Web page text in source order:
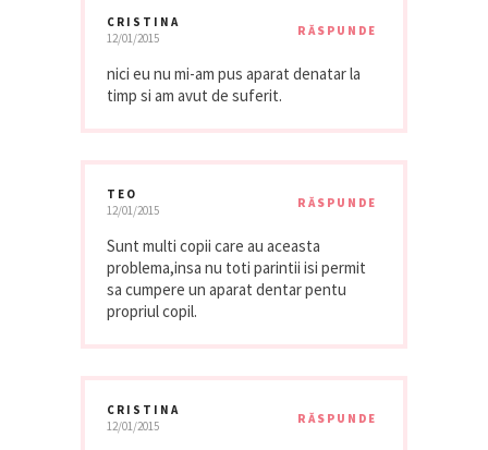
CRISTINA
12/01/2015
RĂSPUNDE
nici eu nu mi-am pus aparat denatar la
timp si am avut de suferit.
TEO
12/01/2015
RĂSPUNDE
Sunt multi copii care au aceasta
problema,insa nu toti parintii isi permit
sa cumpere un aparat dentar pentu
propriul copil.
CRISTINA
12/01/2015
RĂSPUNDE